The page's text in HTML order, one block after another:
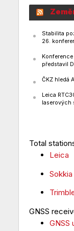
Stabilita
26.
představil
ČKZ hledá
Leica
laserových
Total
Leica
Sokkia
GNSS
GNSS